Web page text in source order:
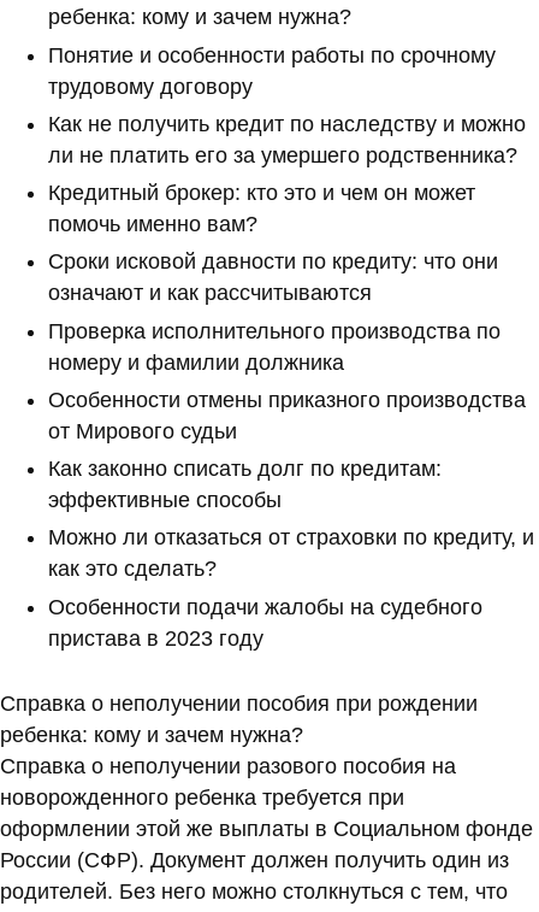
ребенка: кому и зачем нужна?
Понятие и особенности работы по срочному
трудовому договору
Как не получить кредит по наследству и можно
ли не платить его за умершего родственника?
Кредитный брокер: кто это и чем он может
помочь именно вам?
Сроки исковой давности по кредиту: что они
означают и как рассчитываются
Проверка исполнительного производства по
номеру и фамилии должника
Особенности отмены приказного производства
от Мирового судьи
Как законно списать долг по кредитам:
эффективные способы
Можно ли отказаться от страховки по кредиту, и
как это сделать?
Особенности подачи жалобы на судебного
пристава в 2023 году
Справка о неполучении пособия при рождении
ребенка: кому и зачем нужна?
Справка о неполучении разового пособия на
новорожденного ребенка требуется при
оформлении этой же выплаты в Социальном фонде
России (СФР). Документ должен получить один из
родителей. Без него можно столкнуться с тем, что